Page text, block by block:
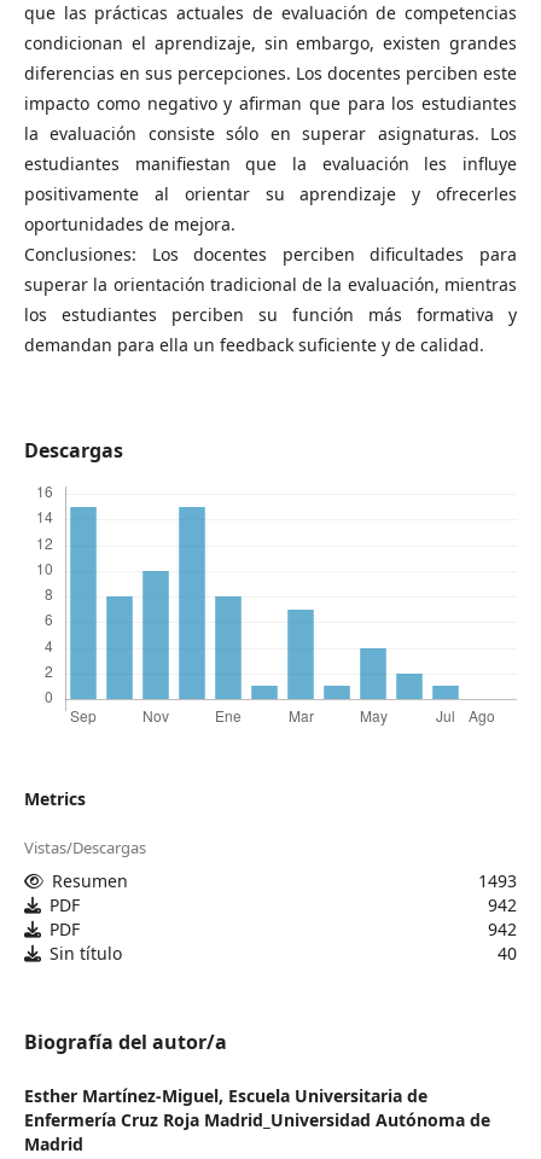
que las prácticas actuales de evaluación de competencias
condicionan el aprendizaje, sin embargo, existen grandes
diferencias en sus percepciones. Los docentes perciben este
impacto como negativo y afirman que para los estudiantes
la evaluación consiste sólo en superar asignaturas. Los
estudiantes manifiestan que la evaluación les influye
positivamente al orientar su aprendizaje y ofrecerles
oportunidades de mejora.
Conclusiones: Los docentes perciben dificultades para
superar la orientación tradicional de la evaluación, mientras
los estudiantes perciben su función más formativa y
demandan para ella un feedback suficiente y de calidad.
Descargas
Metrics
Vistas/Descargas
Resumen
1493
PDF
942
PDF
942
Sin título
40
Biografía del autor/a
Esther Martínez-Miguel, Escuela Universitaria de
Enfermería Cruz Roja Madrid_Universidad Autónoma de
Madrid